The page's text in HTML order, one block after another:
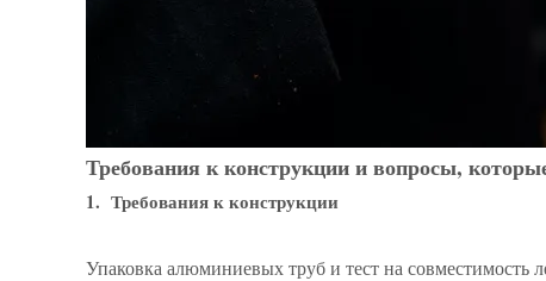
Требования к конструкции и вопросы,
1. Требования к конструкции
Упаковка алюминиевых труб и тест на совместимость